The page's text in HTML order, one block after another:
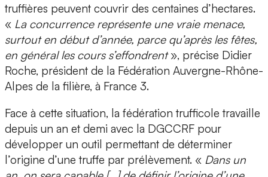
truffières peuvent couvrir des centaines d’hectares.
« La concurrence représente une vraie menace,
surtout en début d’année, parce qu’après les fêtes,
en général les cours s’effondrent», précise Didier
Roche, président de la Fédération Auvergne-Rhône-
Alpes de la filière, à France 3.
Face à cette situation, la fédération trufficole travaille
depuis un an et demi avec la DGCCRF pour
développer un outil permettant de déterminer
l’origine d’une truffe par prélèvement. « Dans un